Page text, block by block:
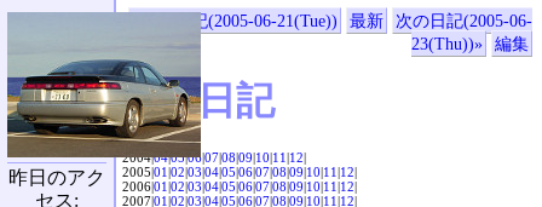
«前の日記(2005-06-21(Tue)) 最新
次の日記(2005-06-
23(Thu))»
編集
SVX日記
2004|04|05|06|07|08|09|10|11|12|
2005|01|02|03|04|05|06|07|08|09|10|11|12|
2006|01|02|03|04|05|06|07|08|09|10|11|12|
2007|01|02|03|04|05|06|07|08|09|10|11|12|
昨日のアク
セス: